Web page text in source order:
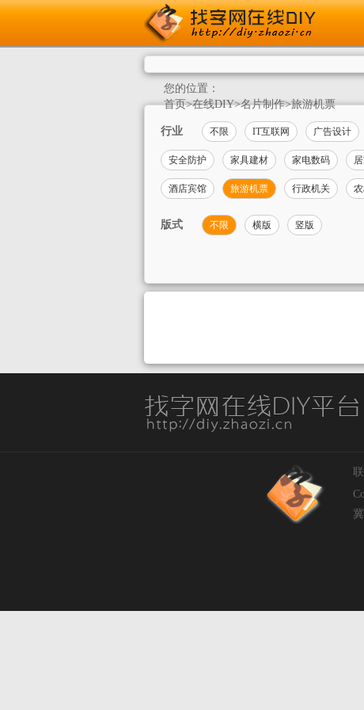
您的位置：
首页>在线DIY>名片制作>旅游机票
行业 不限 IT互联网 广告设计
安全防护 家具建材 家电数码
酒店宾馆 旅游机票 行政机关
版式 不限 横版 竖版